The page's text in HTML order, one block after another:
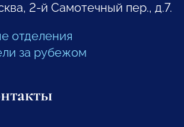
2-й Самотечный пер., д.7.
отделения
за рубежом